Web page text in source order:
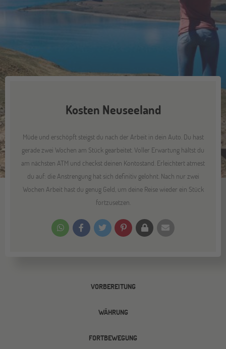
Kosten Neuseeland
Müde und erschöpft steigst du nach der Arbeit in dein Auto. Du hast
gerade zwei Wochen am Stück gearbeitet. Voller Erwartung hältst du
am nächsten ATM und checkst deinen Kontostand. Erleichtert atmest
du auf: die Anstrengung hat sich definitiv gelohnt. Nach nur zwei
Wochen Arbeit hast du genug Geld, um deine Reise wieder ein Stück
fortzusetzen.
VORBEREITUNG
WÄHRUNG
FORTBEWEGUNG